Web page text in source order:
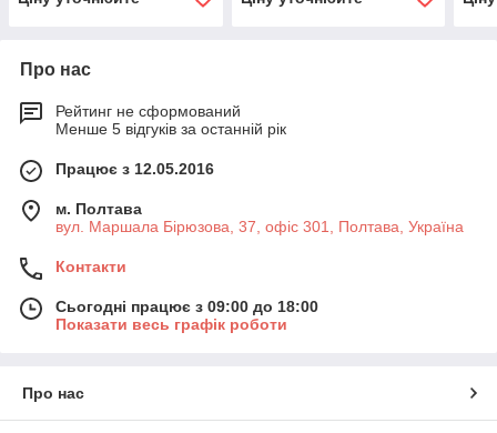
Про нас
Рейтинг не сформований
Менше 5 відгуків за останній рік
Працює з 12.05.2016
м. Полтава
вул. Маршала Бірюзова, 37, офіс 301, Полтава, Україна
Контакти
Сьогодні працює з 09:00 до 18:00
Показати весь графік роботи
Про нас